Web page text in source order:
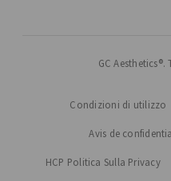
GC
Condizioni di utilizzo
Avis de
HCP Politica Sulla Privacy